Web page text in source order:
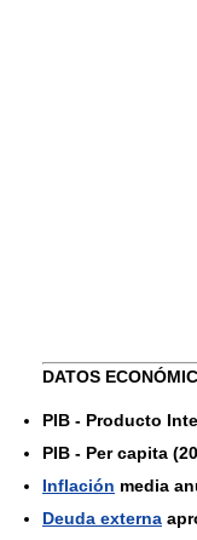
DATOS
PIB - Producto
PIB - Per capita
Inflación media
Deuda externa